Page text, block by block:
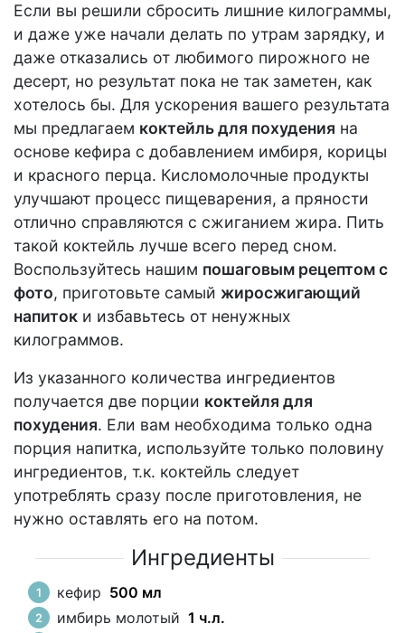
Если вы решили сбросить лишние килограммы,
и даже уже начали делать по утрам зарядку, и
даже отказались от любимого пирожного не
десерт, но результат пока не так заметен, как
хотелось бы. Для ускорения вашего результата
мы предлагаем коктейль для похудения на
основе кефира с добавлением имбиря, корицы
и красного перца. Кисломолочные продукты
улучшают процесс пищеварения, а пряности
отлично справляются с сжиганием жира. Пить
такой коктейль лучше всего перед сном.
Воспользуйтесь нашим пошаговым рецептом с
фото, приготовьте самый жиросжигающий
напиток и избавьтесь от ненужных
килограммов.
Из указанного количества ингредиентов
получается две порции коктейля для
похудения. Ели вам необходима только одна
порция напитка, используйте только половину
ингредиентов, т.к. коктейль следует
употреблять сразу после приготовления, не
нужно оставлять его на потом.
Ингредиенты
кефир 500 мл
имбирь молотый 1 ч.л.